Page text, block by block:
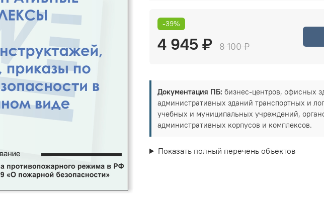
-39%
4 945 ₽ 8 100 ₽
Документация ПБ: бизнес-центров, офисных
административных зданий транспортных и
учебных и муниципальных учреждений,
административных корпусов и комплексов.
Показать полный перечень объектов